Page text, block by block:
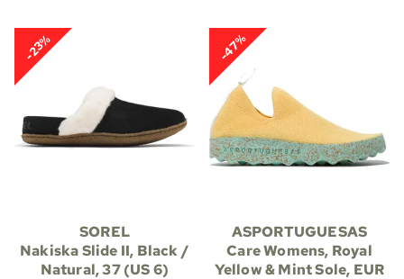
-23%
SOREL
Nakiska Slide II, Black /
Natural, 37 (US 6)
-47%
ASPORTUGUESAS
Care Womens, Royal
Yellow & Mint Sole, EUR